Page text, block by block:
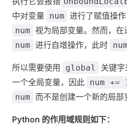
中对变量 num 进行了赋值操
num 视为局部变量。然而，
num 进行自增操作，此时 num
所以需要使用 global 关键
一个全局变量，因此 num +=
num 而不是创建一个新的局部
Python 的作用域规则如下：